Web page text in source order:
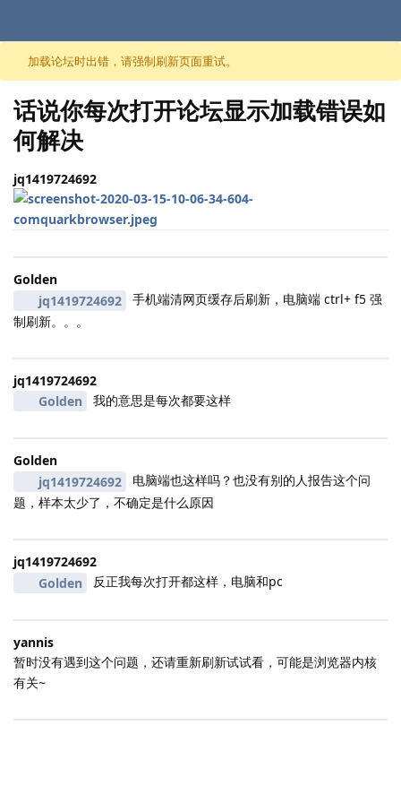
跳至内容
加载论坛时出错，请强制刷新页面重试。
话说你每次打开论坛显示加载错误如
何解决
jq1419724692
Golden
jq1419724692
手机端清网页缓存后刷新，电脑端 ctrl+ f5 强
制刷新。。。
jq1419724692
Golden
我的意思是每次都要这样
Golden
jq1419724692
电脑端也这样吗？也没有别的人报告这个问
题，样本太少了，不确定是什么原因
jq1419724692
Golden
反正我每次打开都这样，电脑和pc
yannis
暂时没有遇到这个问题，还请重新刷新试试看，可能是浏览器内核
有关~